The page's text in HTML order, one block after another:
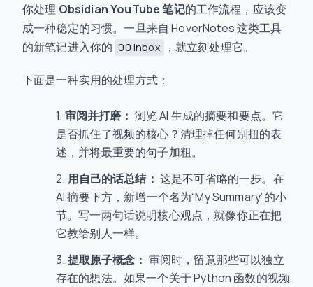
你处理 Obsidian YouTube 笔记的工作流程，应该变
成一种稳定的习惯。一旦来自 HoverNotes 这类工具
的新笔记进入你的 00 Inbox ，就立刻处理它。
下面是一种实用的处理方式：
审阅并打磨： 浏览 AI 生成的摘要和要点。它
是否抓住了视频的核心？清理掉任何别扭的表
述，并将最重要的句子加粗。
用自己的话总结： 这是不可省略的一步。在
AI 摘要下方，新增一个名为“My Summary”的小
节。写一两句话说明核心观点，就像你正在把
它教给别人一样。
提取原子概念： 审阅时，留意那些可以独立
存在的想法。如果一个关于 Python 函数的视频